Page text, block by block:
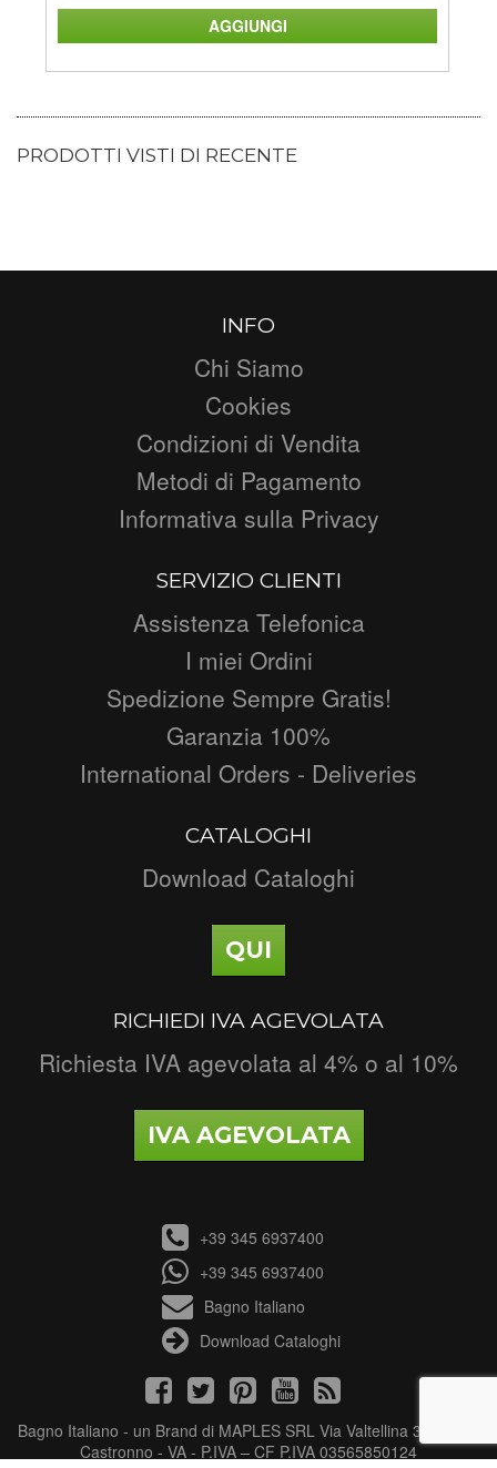
PRODOTTI VISTI DI RECENTE
INFO
Chi Siamo
Cookies
Condizioni di Vendita
Metodi di Pagamento
Informativa sulla Privacy
SERVIZIO CLIENTI
Assistenza Telefonica
I miei Ordini
Spedizione Sempre Gratis!
Garanzia 100%
International Orders - Deliveries
CATALOGHI
Download Cataloghi
QUI
RICHIEDI IVA AGEVOLATA
Richiesta IVA agevolata al 4% o al 10%
IVA AGEVOLATA
+39 345 6937400
+39 345 6937400
Bagno Italiano
Download Cataloghi
Bagno Italiano - un Brand di MAPLES SRL Via Valtellina 3 - 21040
Castronno - VA - P.IVA – CF P.IVA 03565850124